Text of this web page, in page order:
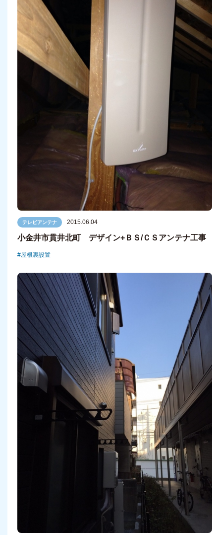
テレビアンテナ 2015.06.04
小金井市貫井北町 デザイン+ＢＳ/ＣＳアンテナ工事
屋根裏設置